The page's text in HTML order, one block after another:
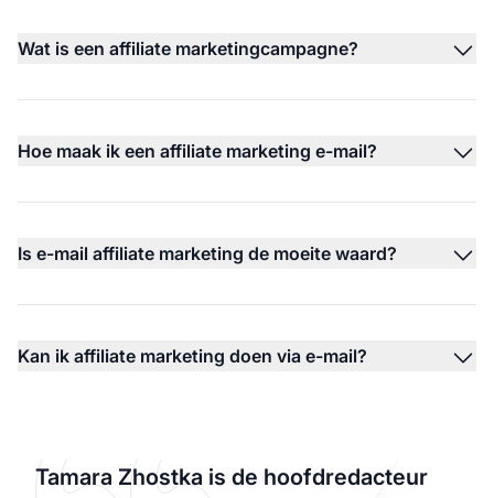
Wat is een affiliate marketingcampagne?
Hoe maak ik een affiliate marketing e-mail?
Is e-mail affiliate marketing de moeite waard?
Kan ik affiliate marketing doen via e-mail?
Tamara Zhostka is de hoofdredacteur